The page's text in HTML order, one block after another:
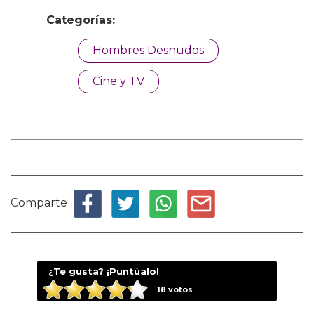
Categorías:
Hombres Desnudos
Cine y TV
Comparte
¿Te gusta? ¡Puntúalo!
18 votos